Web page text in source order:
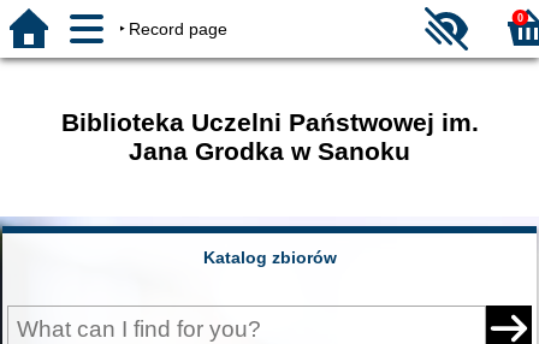
Record page
0
Biblioteka Uczelni Państwowej im.
Jana Grodka w Sanoku
Katalog zbiorów